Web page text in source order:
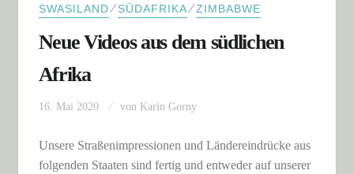
SWASILAND⁄SÜDAFRIKA⁄ZIMBABWE
Neue Videos aus dem südlichen
Afrika
16. Mai 2020 von Karin Gorny
Unsere Straßenimpressionen und Ländereindrücke aus
folgenden Staaten sind fertig und entweder auf unserer